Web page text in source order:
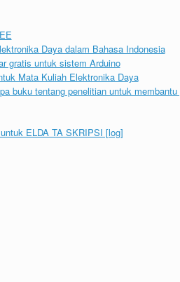
Daya dalam Bahasa Indonesia
gratis untuk sistem Arduino
Mata Kuliah Elektronika Daya
buku tentang penelitian untuk
ELDA TA SKRIPSI [log]